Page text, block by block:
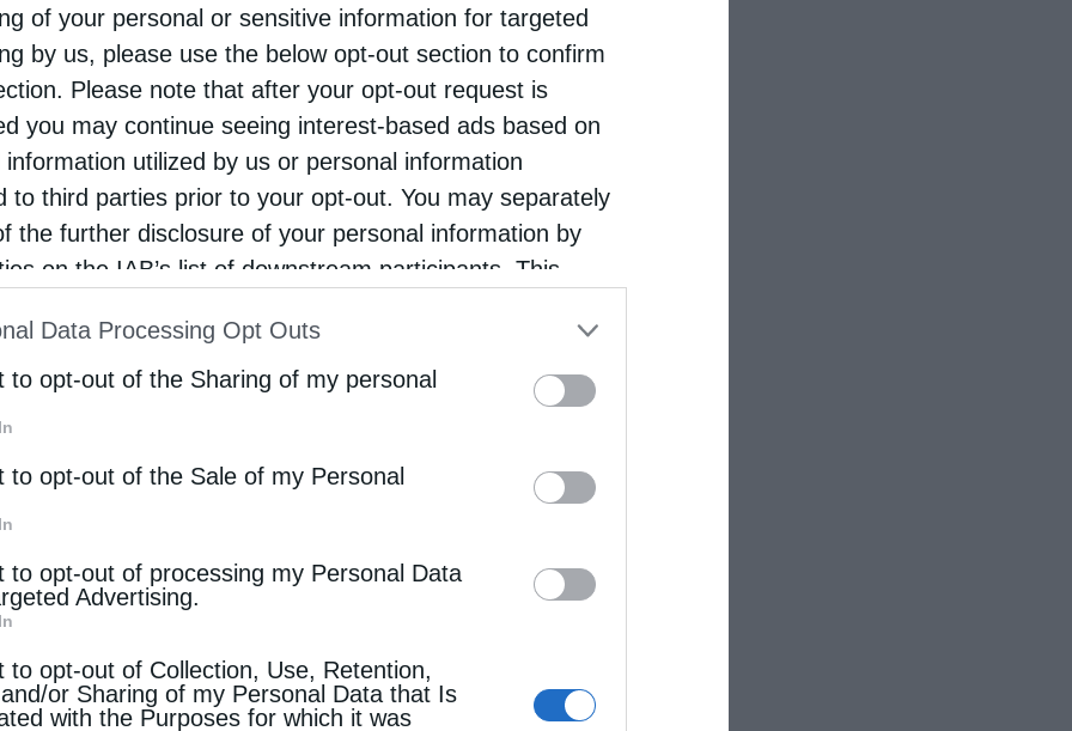
of your personal or sensitive information for targeted
by us, please use the below opt-out section to confirm
Please note that after your opt-out request is
you may continue seeing interest-based ads based on
information utilized by us or personal information
to third parties prior to your opt-out. You may separately
the further disclosure of your personal information by
on the IAB’s list of downstream participants. This
of Downstream Participantsthat may further disclose it to
parties.
Data Processing Opt Outs
to opt-out of the Sharing of my personal
to opt-out of the Sale of my Personal
to opt-out of processing my Personal Data
Advertising.
to opt-out of Collection, Use, Retention,
or Sharing of my Personal Data that Is
with the Purposes for which it was
στα Ιεροσόλυμα και στην συνέχεια
να τελεί θαύματα και να ποιμαίνει τον λαό
κατέσφαξαν πάνω στην Αγία Τράπεζα την
αρχικά στον Ναό της Θεοτόκου
το όνομα του. Σήμερα, εντός των τειχών
προσκύνημα, όπου αναβλύζει μύρο και
σ’ αυτό με ειλικρινή πίστη.
στην Κοινοβιακή Ιερά Μονή Ζωγράφου του
Αθηνών και στον Ιερό Ναό του στην
ο Αγιορείτης και επιδιορθώθηκε το 1785
και το εξής: Όταν βρισκόταν στα
καθώς πήγαινε να ενταφιάσει το νεκρό